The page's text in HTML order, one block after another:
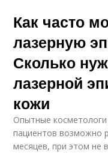
Как часто
лазерную
Сколько
лазерной
кожи
Опытные
пациентов возможно
месяцев, при этом не